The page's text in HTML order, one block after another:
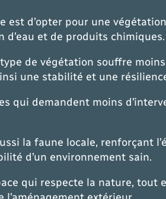
est d’opter pour une
et de produits chimiques.
de végétation souffre
une stabilité et une
qui demandent moins
la faune locale, renforçant
d’un environnement sain.
qui respecte la nature, tout